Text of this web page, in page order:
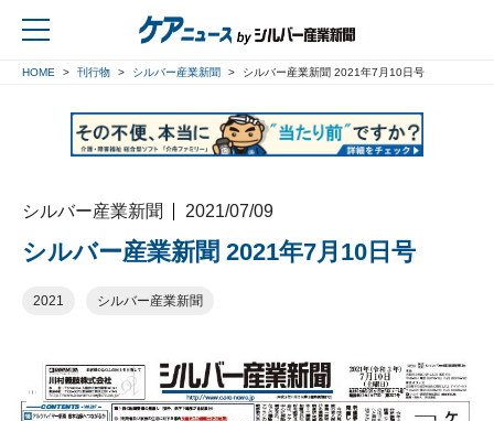
HOME 刊行物 シルバー産業新聞 シルバー産業新聞 2021年7月10日号
シルバー産業新聞 2021/07/09
シルバー産業新聞 2021年7月10日号
2021 シルバー産業新聞